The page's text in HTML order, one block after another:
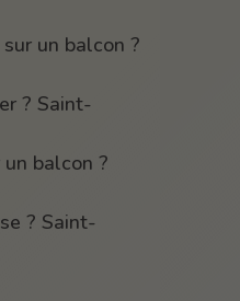
un balcon ?
? Saint-
balcon ?
? Saint-